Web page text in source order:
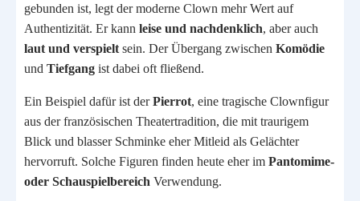
gebunden ist, legt der moderne Clown mehr Wert auf
Authentizität. Er kann leise und nachdenklich, aber auch
laut und verspielt sein. Der Übergang zwischen Komödie
und Tiefgang ist dabei oft fließend.
Ein Beispiel dafür ist derPierrot, eine tragische Clownfigur
aus der französischen Theatertradition, die mit traurigem
Blick und blasser Schminke eher Mitleid als Gelächter
hervorruft. Solche Figuren finden heute eher im Pantomime-
oder Schauspielbereich Verwendung.